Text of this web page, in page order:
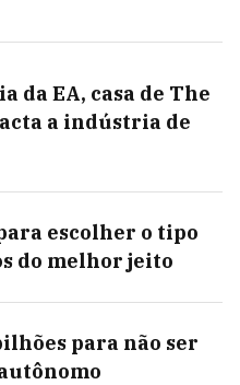
da EA, casa de The
a indústria de
escolher o tipo
do melhor jeito
para não ser